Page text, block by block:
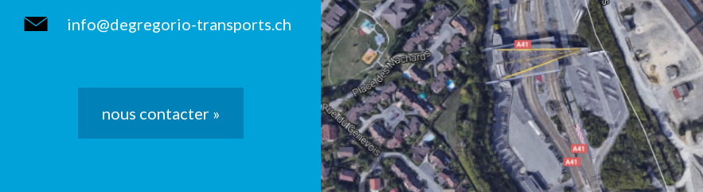
info@degregorio-transports.ch
nous contacter »